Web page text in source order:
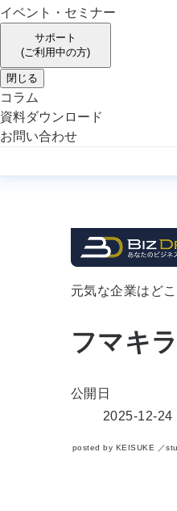
イベント・セミナー
サポート
(ご利用中の方)
閉じる
コラム
資料ダウンロード
お問い合わせ
元気な企業はど
フマキ
公開日
2025-12-24
posted by KEISUKE ／